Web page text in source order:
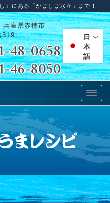
』にある「かましま水産」まで！
庫県赤穂市
319
日
本
語